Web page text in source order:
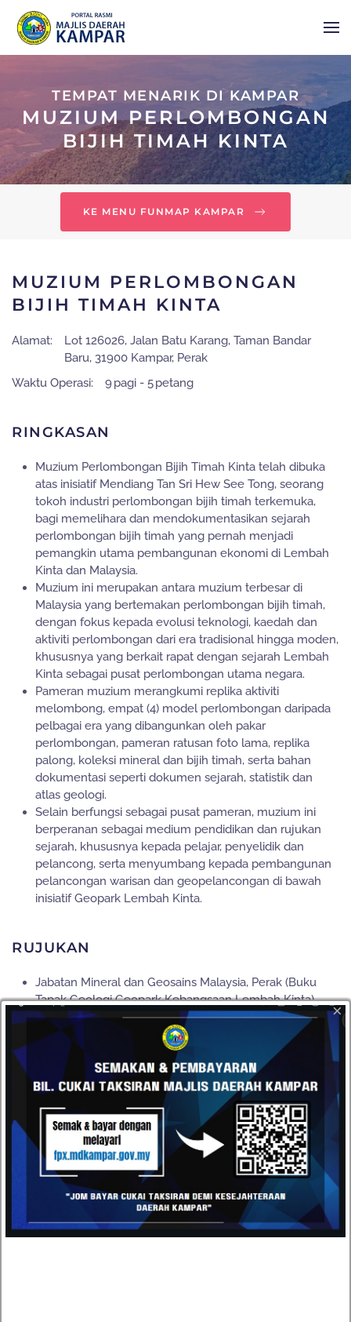
Skip to main content
TEMPAT MENARIK DI KAMPAR
MUZIUM PERLOMBONGAN
BIJIH TIMAH KINTA
KE MENU FUNMAP KAMPAR
MUZIUM PERLOMBONGAN
BIJIH TIMAH KINTA
Alamat:
Lot 126026, Jalan Batu Karang, Taman Bandar
Baru, 31900 Kampar, Perak
Waktu Operasi:
9 pagi - 5 petang
RINGKASAN
Muzium Perlombongan Bijih Timah Kinta telah dibuka
atas inisiatif Mendiang Tan Sri Hew See Tong, seorang
tokoh industri perlombongan bijih timah terkemuka,
bagi memelihara dan mendokumentasikan sejarah
perlombongan bijih timah yang pernah menjadi
pemangkin utama pembangunan ekonomi di Lembah
Kinta dan Malaysia.
Muzium ini merupakan antara muzium terbesar di
Malaysia yang bertemakan perlombongan bijih timah,
dengan fokus kepada evolusi teknologi, kaedah dan
aktiviti perlombongan dari era tradisional hingga moden,
khususnya yang berkait rapat dengan sejarah Lembah
Kinta sebagai pusat perlombongan utama negara.
Pameran muzium merangkumi replika aktiviti
melombong, empat (4) model perlombongan daripada
pelbagai era yang dibangunkan oleh pakar
perlombongan, pameran ratusan foto lama, replika
palong, koleksi mineral dan bijih timah, serta bahan
dokumentasi seperti dokumen sejarah, statistik dan
atlas geologi.
Selain berfungsi sebagai pusat pameran, muzium ini
berperanan sebagai medium pendidikan dan rujukan
sejarah, khususnya kepada pelajar, penyelidik dan
pelancong, serta menyumbang kepada pembangunan
pelancongan warisan dan geopelancongan di bawah
inisiatif Geopark Lembah Kinta.
RUJUKAN
Jabatan Mineral dan Geosains Malaysia, Perak (Buku
Tapak Geologi Geopark Kebangsaan Lembah Kinta)
Jabatan Perancangan dan Pembangunan, Majlis Daerah
Kampar
Unit Perhubungan Korporat dan Pelancongan, Majlis
Daerah Kampar
Encik Jacky Chew Seng Leong, Kurator Muzium Bijih
×